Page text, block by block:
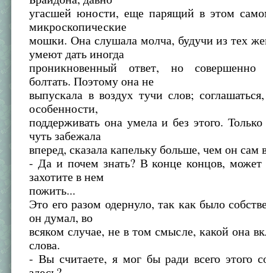
угасшей юности, еще парящий в этом
микроскопические
мошки. Она слушала молча, будучи из тех
умеют дать иногда
проникновенный ответ, но
болтать. Поэтому она не
выпускала в воздух тучи слов;
особенности,
поддерживать она умела и без этого.
чуть забежала
вперед, сказала капельку больше, чем он сам
- Да и почем знать? В конце концов,
захотите в нем
пожить...
Это его разом одернуло, так как было
он думал, во
всяком случае, не в том смысле, какой она
слова.
- Вы считаете, я мог бы ради всего этого